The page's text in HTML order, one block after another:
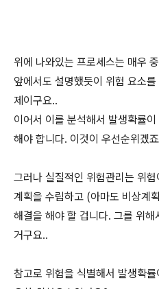
위에 나와있는 프로세스는 매우
앞에서도 설명했듯이 위험 요소
제이구요..
이어서 이를 분석해서 발생확률
해야 합니다. 이것이 우선순위겠
그러나 실질적인 위험관리는 위
계획을 수립하고 (아마도 비상
해결을 해야 할 겁니다. 그를 위
거구요..
참고로 위험을 식별해서 발생확